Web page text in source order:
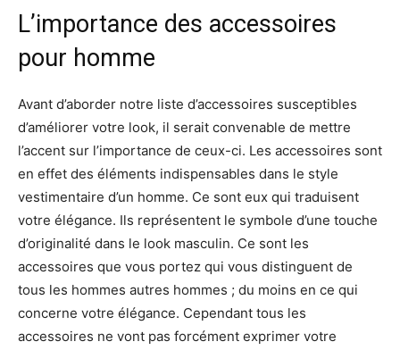
L’importance des accessoires
pour homme
Avant d’aborder notre liste d’accessoires susceptibles
d’améliorer votre look, il serait convenable de mettre
l’accent sur l’importance de ceux-ci. Les accessoires sont
en effet des éléments indispensables dans le style
vestimentaire d’un homme. Ce sont eux qui traduisent
votre élégance. Ils représentent le symbole d’une touche
d’originalité dans le look masculin. Ce sont les
accessoires que vous portez qui vous distinguent de
tous les hommes autres hommes ; du moins en ce qui
concerne votre élégance. Cependant tous les
accessoires ne vont pas forcément exprimer votre